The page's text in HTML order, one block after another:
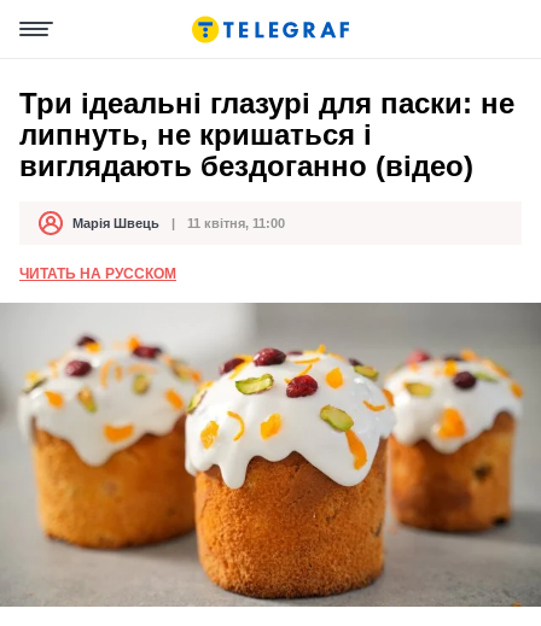
Три ідеальні глазурі для паски: не
липнуть, не кришаться і
виглядають бездоганно (відео)
АвторМарія Швець
Дата публікації 11 квітня, 11:00
ЧИТАТЬ НА РУССКОМ